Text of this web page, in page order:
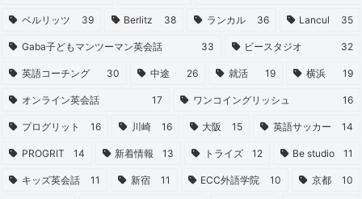
ベルリッツ 39 Berlitz 38 ランカル 36 Lancul 35
Gaba子どもマンツーマン英会話 33 ビースタジオ 32
英語コーチング 30 中途 26 就活 19 横浜 19
オンライン英会話 17 ワンコイングリッシュ 16
プログリット 16 川崎 16 大阪 15 英語サッカー 14
PROGRIT 14 新着情報 13 トライズ 12 Be studio 11
キッズ英会話 11 新宿 11 ECC外語学院 10 京都 10